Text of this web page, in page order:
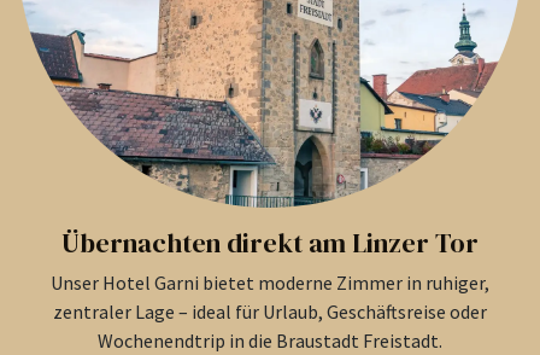
Übernachten direkt am Linzer Tor
Unser Hotel Garni bietet moderne Zimmer in ruhiger,
zentraler Lage – ideal für Urlaub, Geschäftsreise oder
Wochenendtrip in die Braustadt Freistadt.